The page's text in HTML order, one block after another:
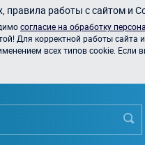
работы с сайтом и
согласие на обработку
Для корректной работы сайта
всех типов cookie. Если